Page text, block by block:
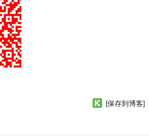
[保存到博客]